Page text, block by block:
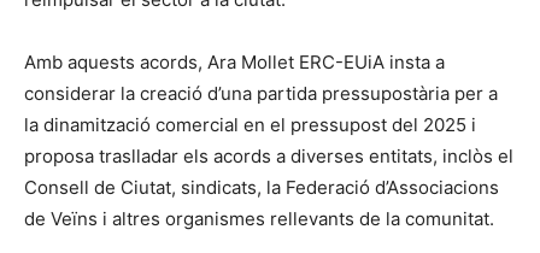
Amb aquests acords, Ara Mollet ERC-EUiA insta a
considerar la creació d’una partida pressupostària per a
la dinamització comercial en el pressupost del 2025 i
proposa traslladar els acords a diverses entitats, inclòs el
Consell de Ciutat, sindicats, la Federació d’Associacions
de Veïns i altres organismes rellevants de la comunitat.